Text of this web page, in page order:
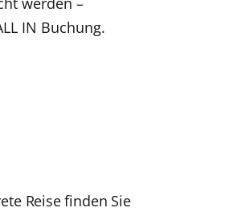
IN Buchung.
Reise finden Sie